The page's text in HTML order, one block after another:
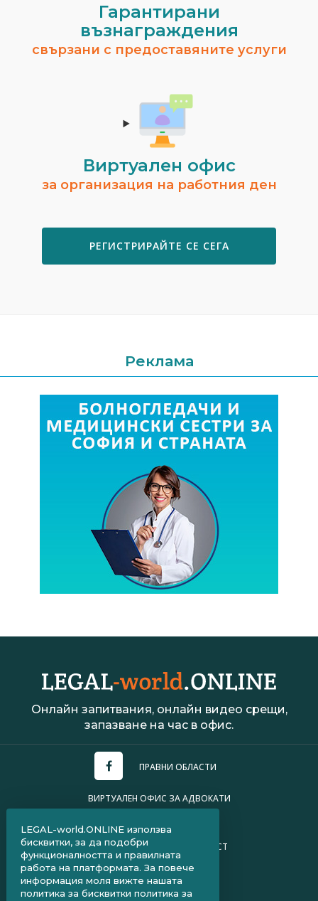
Ивелина Христова
гр. Шумен
ВИЖ ПРОФИЛ
Гарантирани
възнаграждения
свързани с предоставяните услуги
Виртуален офис
за организация на работния ден
РЕГИСТРИРАЙТЕ СЕ СЕГА
Реклама
Онлайн запитвания, онлайн видео срещи,
запазване на час в офис.
ПРАВНИ ОБЛАСТИ
ВИРТУАЛЕН ОФИС ЗА АДВОКАТИ
ПОЛИТИКА ЗА ПОВЕРИТЕЛНОСТ
ЧЗВ ЗА КЛИЕНТИ
ЧЗВ ЗА АДВОКАТИ
LEGAL-world.ONLINE използва
бисквитки, за да подобри
функционалността и правилната
работа на платформата. За повече
информация моля вижте нашата
политика за бисквитки политика за